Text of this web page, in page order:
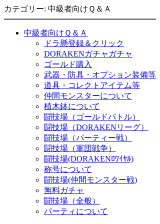
カテゴリー: 中級者向けＱ＆Ａ
中級者向けＱ＆Ａ
ドラ懸登録＆クリック
DORAKENガチャガチャ
ゴールド購入
武器・防具・オプション装備等
道具・コレクトアイテム等
仲間モンスターについて
植木鉢について
闘技場（ゴールドバトル）
闘技場（DORAKENリーグ）
闘技場（パーティー戦）
闘技場（軍団戦争）
闘技場(DORAKENﾛﾜｲﾔﾙ)
称号について
闘技場(仲間モンスター戦)
無料ガチャ
闘技場（全般）
パーティについて